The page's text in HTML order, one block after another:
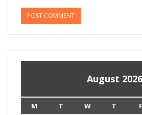
August 2026
M T W T F